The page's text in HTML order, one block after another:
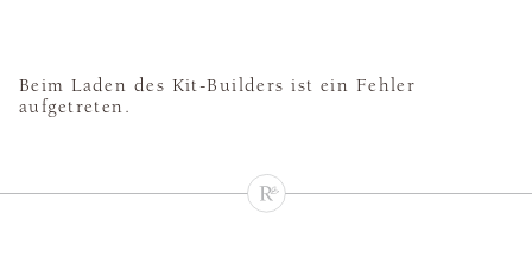
Beim Laden des Kit-Builders ist ein Fehler
aufgetreten.